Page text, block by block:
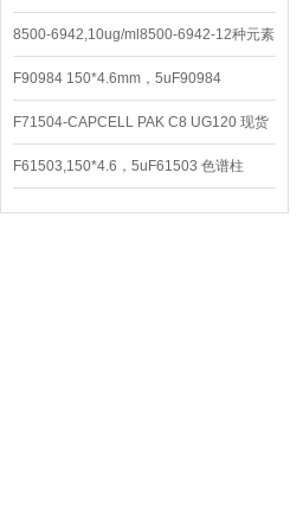
8500-6942,10ug/ml8500-6942-12种元素
混合校准液
F90984 150*4.6mm，5uF90984
CAPCELL PAK C8 DD （S-5）
F71504-CAPCELL PAK C8 UG120 现货
3600/支
F61503,150*4.6，5uF61503 色谱柱
CAPCELL PAK C18 UG120